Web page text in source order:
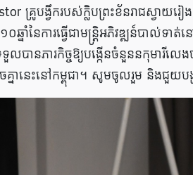
គ្រូបង្វឹករបស់ក្លិបព្រះខ័នរាជស្វាយរ
ឆ្នាំនៃការធ្វើជាមន្ត្រិអភិវឌ្ឍន៍បា
បានភារកិច្ចឱ្យបង្កើនចំនួននកុមារីលេង
គ្នានេះនៅកម្ពុជា។ សូមចូលរួម និងជួយ